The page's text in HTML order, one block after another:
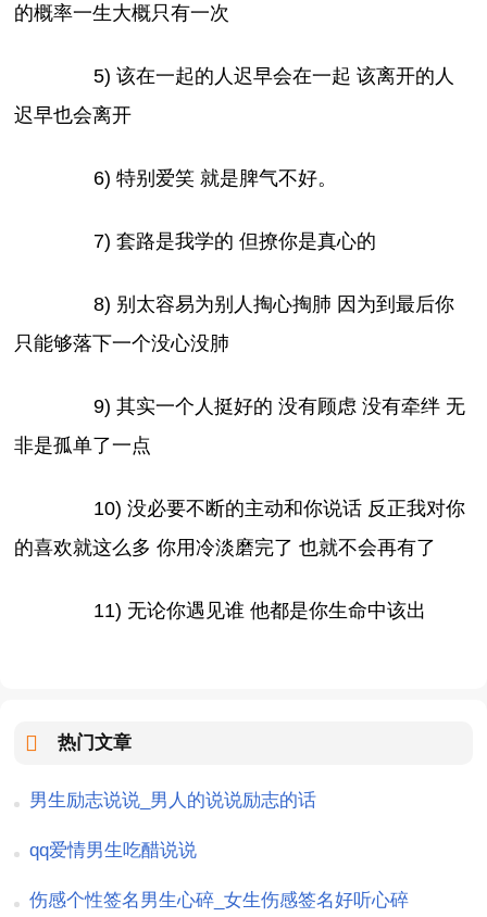
的概率一生大概只有一次
5) 该在一起的人迟早会在一起 该离开的人
迟早也会离开
6) 特别爱笑 就是脾气不好。
7) 套路是我学的 但撩你是真心的
8) 别太容易为别人掏心掏肺 因为到最后你
只能够落下一个没心没肺
9) 其实一个人挺好的 没有顾虑 没有牵绊 无
非是孤单了一点
10) 没必要不断的主动和你说话 反正我对你
的喜欢就这么多 你用冷淡磨完了 也就不会再有了
11) 无论你遇见谁 他都是你生命中该出
热门文章
男生励志说说_男人的说说励志的话
qq爱情男生吃醋说说
伤感个性签名男生心碎_女生伤感签名好听心碎